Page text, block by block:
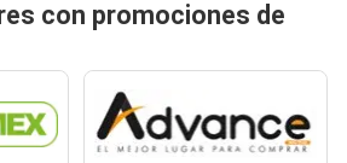
con promociones de